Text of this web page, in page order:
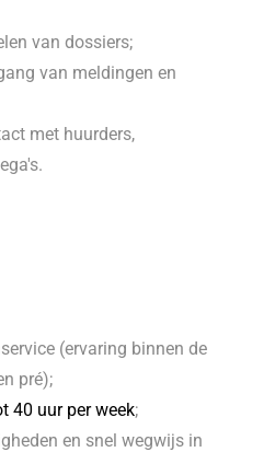
van dossiers;
van meldingen en
met huurders,
(ervaring binnen de
pré);
40 uur per week;
en snel wegwijs in